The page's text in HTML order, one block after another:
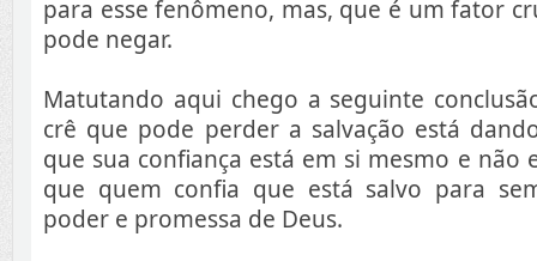
para esse fenômeno, mas, que é um fator
pode negar.
Matutando aqui chego a seguinte
crê que pode perder a salvação está
que sua confiança está em si mesmo e não
que quem confia que está salvo para
poder e promessa de Deus.